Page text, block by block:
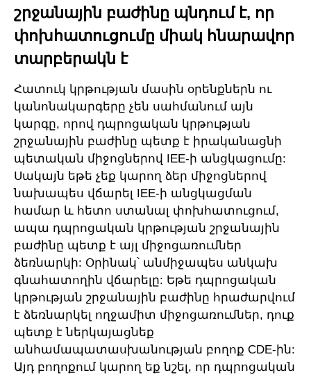
շրջանային բաժինը պնդում է, որ
փոխհատուցումը միակ հնարավոր
տարբերակն է
Հատուկ կրթության մասին օրենքներն ու
կանոնակարգերը չեն սահմանում այն
կարգը, որով դպրոցական կրթության
շրջանային բաժինը պետք է իրականացնի
պետական միջոցներով IEE-ի անցկացումը:
Սակայն եթե չեք կարող ձեր միջոցներով
նախապես վճարել IEE-ի անցկացման
համար և հետո ստանալ փոխհատուցում,
ապա դպրոցական կրթության շրջանային
բաժինը պետք է այլ միջոցառումներ
ձեռնարկի: Օրինակ՝ անմիջապես անկախ
գնահատողին վճարելը: Եթե դպրոցական
կրթության շրջանային բաժինը հրաժարվում
է ձեռնարկել ողջամիտ միջոցառումներ, դուք
պետք է ներկայացնեք
անհամապատասխանության բողոք CDE-ին:
Այդ բողոքում կարող եք նշել, որ դպրոցական